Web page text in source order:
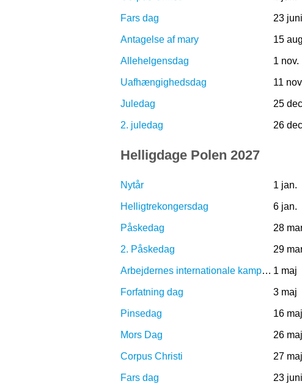
Fars dag 23 juni
Antagelse af mary 15
Allehelgensdag 1 nov.
Uafhængighedsdag 11
Juledag 25
2. juledag 26
Helligdage Polen 2027
Nytår 1 jan.
Helligtrekongersdag 6 jan.
Påskedag 28
2. Påskedag 29
Arbejdernes internationale kampdag 1 maj
Forfatning dag 3 maj
Pinsedag 16 maj
Mors Dag 26 maj
Corpus Christi 27 maj
Fars dag 23 juni